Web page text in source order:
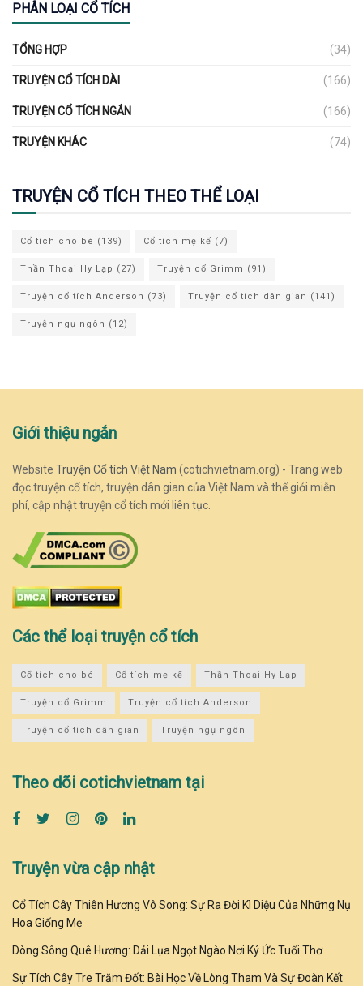
PHÂN LOẠI CỔ TÍCH
TỔNG HỢP (34)
TRUYỆN CỔ TÍCH DÀI (166)
TRUYỆN CỔ TÍCH NGẮN (166)
TRUYỆN KHÁC (74)
TRUYỆN CỔ TÍCH THEO THỂ LOẠI
Cổ tích cho bé (139) Cổ tích mẹ kế (7)
Thần Thoại Hy Lạp (27) Truyện cổ Grimm (91)
Truyện cổ tích Anderson (73) Truyện cổ tích dân gian (141)
Truyện ngụ ngôn (12)
Giới thiệu ngắn
Website Truyện Cổ tích Việt Nam (cotichvietnam.org) - Trang web
đọc truyện cổ tích, truyện dân gian của Việt Nam và thế giới miễn
phí, cập nhật truyện cổ tích mới liên tục.
Các thể loại truyện cổ tích
Cổ tích cho bé Cổ tích mẹ kế Thần Thoại Hy Lạp
Truyện cổ Grimm Truyện cổ tích Anderson
Truyện cổ tích dân gian Truyện ngụ ngôn
Theo dõi cotichvietnam tại
Truyện vừa cập nhật
Cổ Tích Cây Thiên Hương Vô Song: Sự Ra Đời Kì Diệu Của Những Nụ
Hoa Giống Mẹ
Dòng Sông Quê Hương: Dải Lụa Ngọt Ngào Nơi Ký Ức Tuổi Thơ
Sự Tích Cây Tre Trăm Đốt: Bài Học Về Lòng Tham Và Sự Đoàn Kết